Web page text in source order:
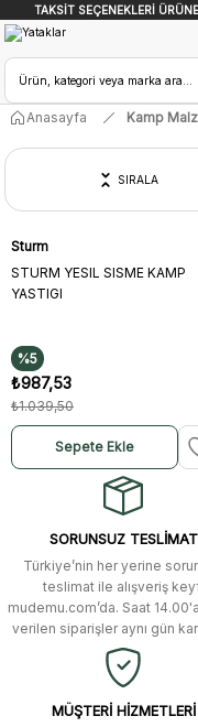
TAKSİT SEÇENEKLERİ
Anasayfa Kamp
SIRALA
Sturm
STURM YESIL SISME KAMP
YASTIGI
%5
₺987,53
₺1.039,50
Sepete Ekle
SORUNSUZ TESLİMAT
Türkiye’nin her yerine
teslimat ile alışveriş
mudemu.com’da. Saat
verilen siparişler aynı gün
MÜŞTERİ HİZMETLERİ